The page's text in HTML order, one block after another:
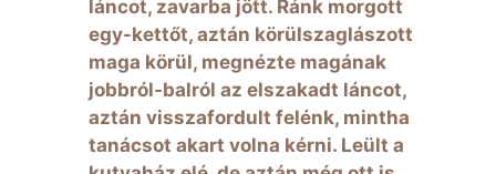
láncot, zavarba jött. Ránk morgott
egy-kettőt, aztán körülszaglászott
maga körül, megnézte magának
jobbról-balról az elszakadt láncot,
aztán visszafordult felénk, mintha
tanácsot akart volna kérni. Leült a